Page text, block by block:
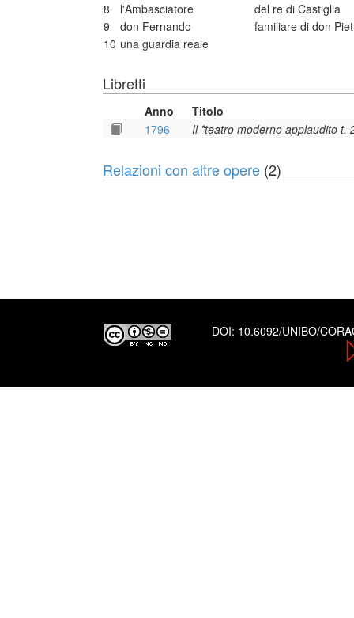
8
l'Ambasciatore
del re di Castiglia
9
don Fernando
familiare di don
10 una guardia reale
Libretti
Anno
Titolo
1796
Il *teatro moderno applaudito t.
Relazioni con altre opere (2)
DOI: 10.6092/UNIBO/